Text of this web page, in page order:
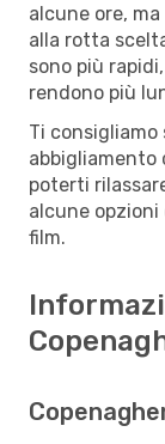
alcune ore,
alla rotta
sono più
rendono più
Ti
abbigliamento
poterti
alcune
film.